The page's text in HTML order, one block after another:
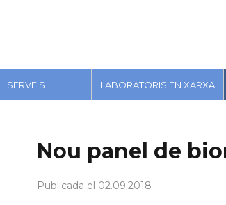
SERVEIS LABORATORIS EN XARXA
Nou panel de
Publicada el 02.09.2018